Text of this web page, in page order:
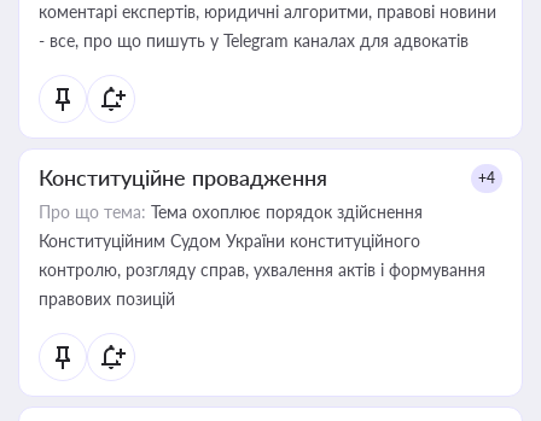
коментарі експертів, юридичні алгоритми, правові новини
- все, про що пишуть у Telegram каналах для адвокатів
Конституційне провадження +4
Про що тема: Тема охоплює порядок здійснення
Конституційним Судом України конституційного
контролю, розгляду справ, ухвалення актів і формування
правових позицій